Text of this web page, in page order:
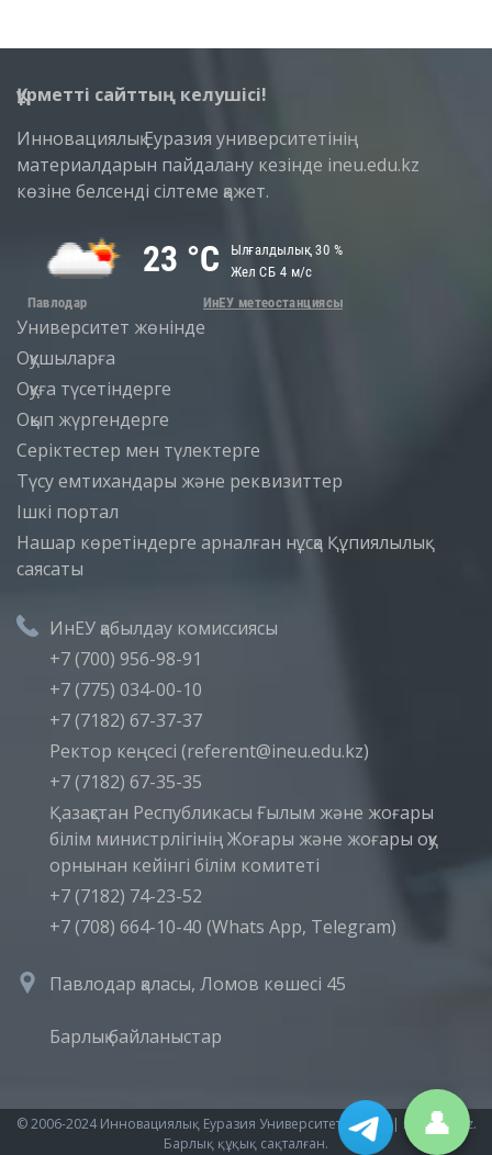
Құрметті сайттың келушісі!
Инновациялық Еуразия университетінің
материалдарын пайдалану кезінде ineu.edu.kz
көзіне белсенді сілтеме қажет.
Университет жөнінде
Оқушыларға
Оқуға түсетіндерге
Оқып жүргендерге
Серіктестер мен түлектерге
Түсу емтихандары және реквизиттер
Iшкi портал
Нашар көретіндерге арналған нұсқа Құпиялылық
саясаты
ИнЕУ қабылдау комиссиясы
+7 (700) 956-98-91
+7 (775) 034-00-10
+7 (7182) 67-37-37
Ректор кеңсесі (referent@ineu.edu.kz)
+7 (7182) 67-35-35
Қазақстан Республикасы Ғылым және жоғары
білім министрлігінің Жоғары және жоғары оқу
орнынан кейінгі білім комитеті
+7 (7182) 74-23-52
+7 (708) 664-10-40 (Whats App, Telegram)
Павлодар қаласы, Ломов көшесі 45
Барлық байланыстар
© 2006-2024 Инновациялық Еуразия Университеті (ИнЕУ) | ineu.edu.kz.
Барлық құқық сақталған.
👤